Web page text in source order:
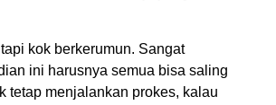
kok berkerumun. Sangat
ini harusnya semua bisa saling
tetap menjalankan prokes, kalau